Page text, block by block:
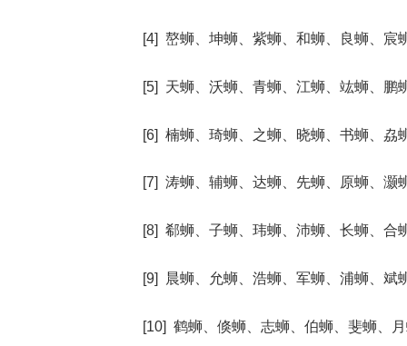
[4] 嶅蛳、坤蛳、紫蛳、和蛳、良蛳、宸
[5] 天蛳、沃蛳、青蛳、江蛳、竑蛳、鹏
[6] 楠蛳、琦蛳、之蛳、晓蛳、书蛳、劦
[7] 涛蛳、辅蛳、达蛳、先蛳、原蛳、灏
[8] 郗蛳、子蛳、玮蛳、沛蛳、长蛳、合
[9] 晨蛳、允蛳、浩蛳、军蛳、浦蛳、斌
[10] 鹤蛳、倏蛳、志蛳、伯蛳、斐蛳、